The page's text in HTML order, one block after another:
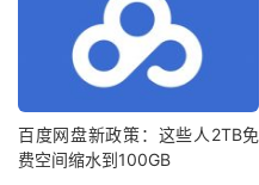
百度网盘新政策：这些人2TB免
费空间缩水到100GB